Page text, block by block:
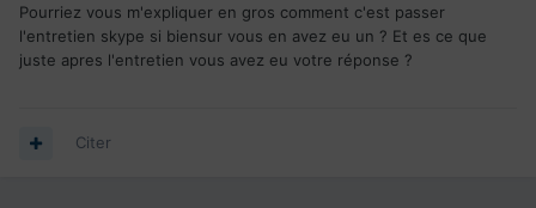
Malheureusement je n'avais pas bcp de temps pour choisir
entre les possibilités de ville où m'installer et j'ai dû prendre
1 décision sans mon mari. En y regardant tranquillement
Ns regardons donc ce que ns pouvons faire et si je peux
Pourriez vous m'expliquer en gros comment c'est passer
l'entretien skype si biensur vous en avez eu un ? Et es ce que
juste apres l'entretien vous avez eu votre réponse ?
Citer